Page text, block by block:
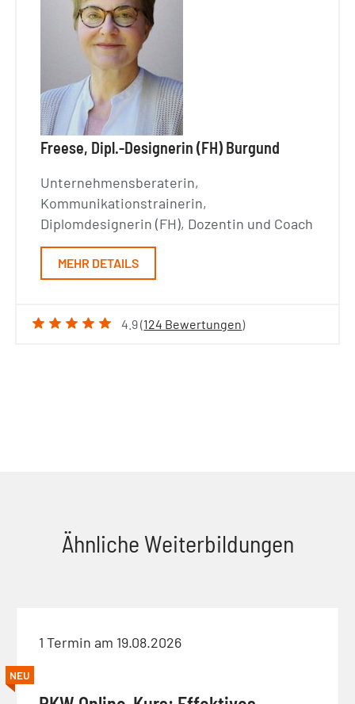
Freese, Dipl.-Designerin (FH) Burgund
Unternehmensberaterin,
Kommunikationstrainerin,
Diplomdesignerin (FH), Dozentin und Coach
MEHR DETAILS
4.9 (124 Bewertungen)
Ähnliche Weiterbildungen
1 Termin am 19.08.2026
NEU